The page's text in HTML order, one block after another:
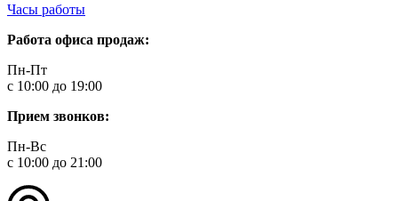
Часы работы
Работа офиса продаж:
Пн-Пт
с 10:00 до 19:00
Прием звонков:
Пн-Вс
с 10:00 до 21:00